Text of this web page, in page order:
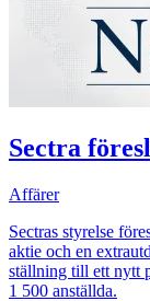
Sectra
Affärer
Sectras styrelse
aktie och en
ställning till ett nytt
1 500 anställda.